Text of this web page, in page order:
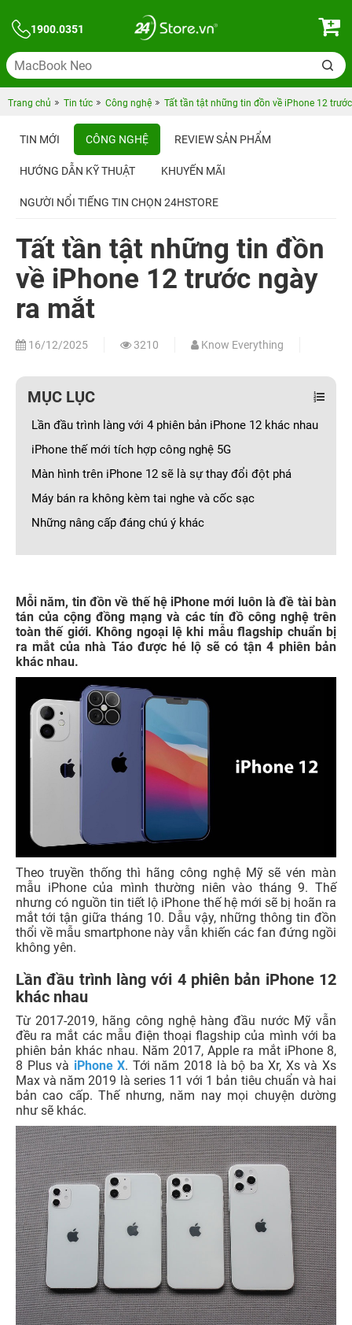
1900.0351
Trang chủ Tin tức Công nghệ Tất tần tật những tin đồn về iPhone 12
TIN MỚI CÔNG NGHỆ REVIEW SẢN PHẨM
HƯỚNG DẪN KỸ THUẬT KHUYẾN MÃI
NGƯỜI NỔI TIẾNG TIN CHỌN 24HSTORE
Tất tần tật những tin đồn
về iPhone 12 trước ngày
ra mắt
16/12/2025 3210 Know Everything
MỤC LỤC
Lần đầu trình làng với 4 phiên bản iPhone 12 khác nhau
iPhone thế mới tích hợp công nghệ 5G
Màn hình trên iPhone 12 sẽ là sự thay đổi đột phá
Máy bán ra không kèm tai nghe và cốc sạc
Những nâng cấp đáng chú ý khác
Mỗi năm, tin đồn về thế hệ iPhone mới luôn là đề tài bàn
tán của cộng đồng mạng và các tín đồ công nghệ trên
toàn thế giới. Không ngoại lệ khi mẫu flagship chuẩn bị
ra mắt của nhà Táo được hé lộ sẽ có tận 4 phiên bản
khác nhau.
Theo truyền thống thì hãng công nghệ Mỹ sẽ vén màn
mẫu iPhone của mình thường niên vào tháng 9. Thế
nhưng có nguồn tin tiết lộ iPhone thế hệ mới sẽ bị hoãn ra
mắt tới tận giữa tháng 10. Dẫu vậy, những thông tin đồn
thổi về mẫu smartphone này vẫn khiến các fan đứng ngồi
không yên.
Lần đầu trình làng với 4 phiên bản iPhone 12
khác nhau
Từ 2017-2019, hãng công nghệ hàng đầu nước Mỹ vẫn
đều ra mắt các mẫu điện thoại flagship của mình với ba
phiên bản khác nhau. Năm 2017, Apple ra mắt iPhone 8,
8 Plus và iPhone X. Tới năm 2018 là bộ ba Xr, Xs và Xs
Max và năm 2019 là series 11 với 1 bản tiêu chuẩn và hai
bản cao cấp. Thế nhưng, năm nay mọi chuyện dường
như sẽ khác.